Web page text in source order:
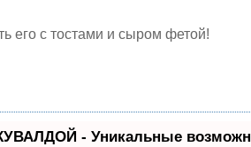
его с тостами и сыром фетой!
- Уникальные